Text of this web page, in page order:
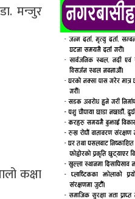
मन्जुर
कक्षा